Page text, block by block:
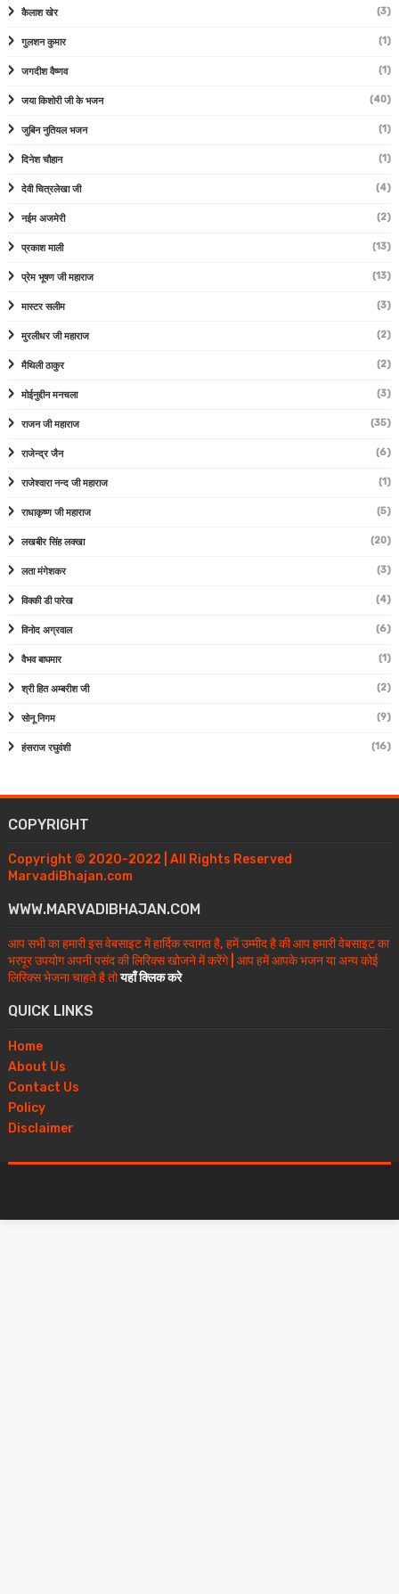
कैलाश खेर (3)
गुलशन कुमार (1)
जगदीश वैष्णव (1)
जया किशोरी जी के भजन (40)
जुबिन नुतियल भजन (1)
दिनेश चौहान (1)
देवी चित्रलेखा जी (4)
नईम अजमेरी (2)
प्रकाश माली (13)
प्रेम भूषण जी महाराज (13)
मास्टर सलीम (3)
मुरलीधर जी महाराज (2)
मैथिली ठाकुर (2)
मोईनुद्दीन मनचला (3)
राजन जी महाराज (35)
राजेन्द्र जैन (6)
राजेश्वारा नन्द जी महाराज (1)
राधाकृष्ण जी महाराज (5)
लखबीर सिंह लक्खा (20)
लता मंगेशकर (3)
विक्की डी पारेख (4)
विनोद अग्रवाल (6)
वैभव बाघमार (1)
श्री हित अम्बरीश जी (2)
सोनू निगम (9)
हंसराज रघुवंशी (16)
COPYRIGHT
Copyright © 2020-2022 | All Rights Reserved
MarvadiBhajan.com
WWW.MARVADIBHAJAN.COM
आप सभी का हमारी इस वेबसाइट में हार्दिक स्वागत है, हमें उम्मीद है की आप हमारी वेबसाइट का
भरपूर उपयोग अपनी पसंद की लिरिक्स खोजने में करेंगे | आप हमें आपके भजन या अन्य कोई
लिरिक्स भेजना चाहते है तोयहाँ क्लिक करे
QUICK LINKS
Home
About Us
Contact Us
Policy
Disclaimer